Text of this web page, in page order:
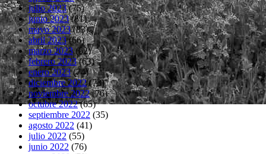
julio 2023(75)
junio 2023(81)
mayo 2023(83)
abril 2023(66)
marzo 2023(62)
febrero 2023(63)
enero 2023(74)
diciembre 2022(73)
noviembre 2022(76)
octubre 2022(65)
septiembre 2022 (35)
agosto 2022 (41)
julio 2022 (55)
junio 2022 (76)